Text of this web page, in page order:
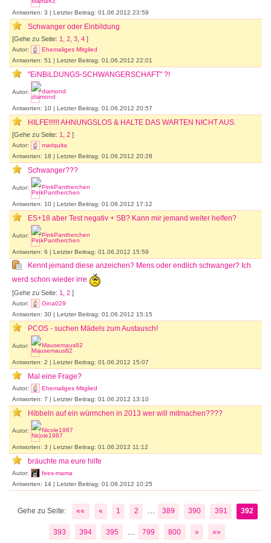
Antworten: 3 | Letzter Beitrag: 01.06.2012 23:59
Schwanger oder Einbildung
[Gehe zu Seite: 1 2 3 4 ]
Autor:
Ehemaliges Mitglied
Antworten: 51 | Letzter Beitrag: 01.06.2012 22:01
"EiNBiLDUNGS-SCHWANGERSCHAFT" ?!
Autor: diamond
Antworten: 10 | Letzter Beitrag: 01.06.2012 20:57
HILFE!!!!!! AHNUNGSLOS & HALTE DAS WARTEN NICHT AUS.
[Gehe zu Seite: 1 2 ]
Autor:
mariquita
Antworten: 18 | Letzter Beitrag: 01.06.2012 20:28
Schwanger???
Autor: PinkPantherchen
Antworten: 10 | Letzter Beitrag: 01.06.2012 17:12
ES+18 aber Test negativ + SB? Kann mir jemand weiter helfen?
Autor: PinkPantherchen
Antworten: 6 | Letzter Beitrag: 01.06.2012 15:59
Kennt jemand diese anzeichen? Mens oder endlich schwanger? Ich
werd schon wieder irre
[Gehe zu Seite: 1 2 ]
Autor:
Gina029
Antworten: 30 | Letzter Beitrag: 01.06.2012 15:15
PCOS - suchen Mädels zum Austausch!
Autor: Mausemaus82
Antworten: 2 | Letzter Beitrag: 01.06.2012 15:07
Mal eine Frage?
Autor:
Ehemaliges Mitglied
Antworten: 7 | Letzter Beitrag: 01.06.2012 13:10
Hibbeln auf ein würmchen in 2013 wer will mitmachen????
Autor: Nicole1987
Antworten: 3 | Letzter Beitrag: 01.06.2012 11:12
bräuchte ma eure hilfe
Autor:
fees-mama
Antworten: 14 | Letzter Beitrag: 01.06.2012 10:25
Gehe zu Seite: «« « 1 2 389 390 391 392
393 394 395 799 800 » »»